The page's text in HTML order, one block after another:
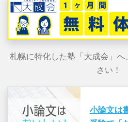
札幌に特化した塾「大成会」
さい！
小論文は